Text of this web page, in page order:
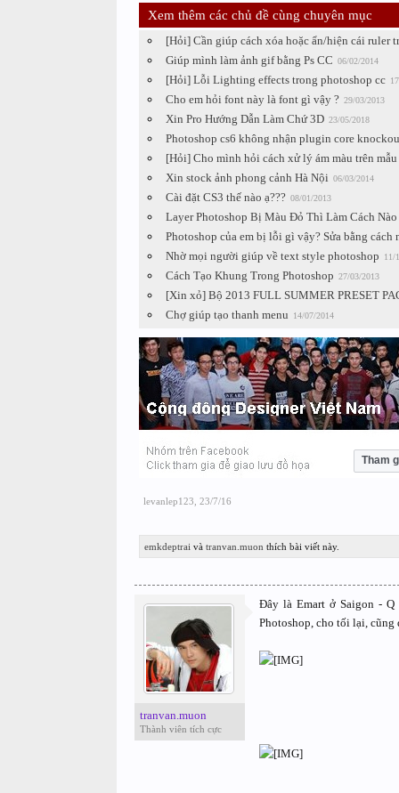
Xem thêm các chủ đề cùng chuyên mục
[Hỏi] Cần giúp cách xóa hoặc ẩn/hiện cái ruler
Giúp mình làm ảnh gif bằng Ps CC 06/02/2014
[Hỏi] Lỗi Lighting effects trong photoshop cc
Cho em hỏi font này là font gì vậy ? 29/03/2013
Xin Pro Hướng Dẫn Làm Chứ 3D 23/05/2018
Photoshop cs6 không nhận plugin core
[Hỏi] Cho mình hỏi cách xử lý ám màu trên mẫu
Xin stock ảnh phong cảnh Hà Nội 06/03/2014
Cài đặt CS3 thế nào ạ??? 08/01/2013
Layer Photoshop Bị Màu Đỏ Thì Làm Cách Nào
Photoshop của em bị lỗi gì vậy? Sửa bằng cách
Nhờ mọi người giúp về text style photoshop
11/
Cách Tạo Khung Trong Photoshop 27/03/2013
[Xin xỏ] Bộ 2013 FULL SUMMER PRESET
Chợ giúp tạo thanh menu
14/07/2014
Tham
levanlep123 23/7/16
emkdeptrai và tranvan.muon thích bài viết này.
tranvan.muon
Thành viên tích cực
Đây là Emart ở Saigon - Q
Photoshop, cho tối lại, cũng